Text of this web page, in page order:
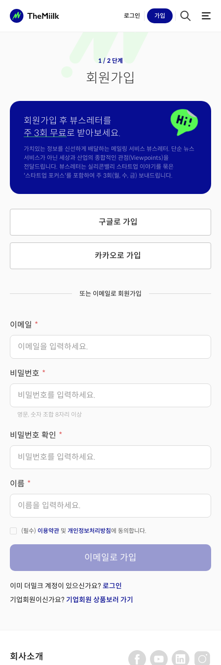
로그인 가입
1 / 2 단계
회원가입
회원가입 후 뷰스레터를
주 3회 무료로 받아보세요.
가치있는 정보를 신선하게 배달하는 메일링 서비스 뷰스레터. 단순 뉴스
서비스가 아닌 세상과 산업의 종합적인 관점(Viewpoints)을
전달드립니다. 뷰스레터는 실리콘밸리 스타트업 이야기를 묶은
'스타트업 포커스'를 포함하여 주 3회(월, 수, 금) 보내드립니다.
구글로 가입
카카오로 가입
또는 이메일로 회원가입
이메일
비밀번호
영문, 숫자 조합 8자리 이상
비밀번호 확인
이름
(필수) 이용약관 및 개인정보처리방침에 동의합니다.
이메일로 가입
이미 더밀크 계정이 있으신가요? 로그인
기업회원이신가요? 기업회원 상품보러 가기
회사소개